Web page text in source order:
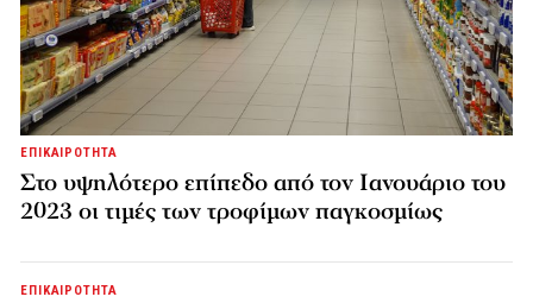
ΕΠΙΚΑΙΡΟΤΗΤΑ
Στο υψηλότερο επίπεδο από τον Ιανουάριο του
2023 οι τιμές των τροφίμων παγκοσμίως
ΕΠΙΚΑΙΡΟΤΗΤΑ